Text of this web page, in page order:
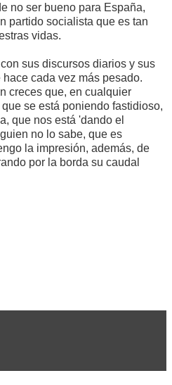
no ser bueno para España,
partido socialista que es tan
vidas.
con sus discursos diarios y sus
cada vez más pesado.
creces que, en cualquier
se está poniendo fastidioso,
que nos está 'dando el
no lo sabe, que es
la impresión, además, de
por la borda su caudal